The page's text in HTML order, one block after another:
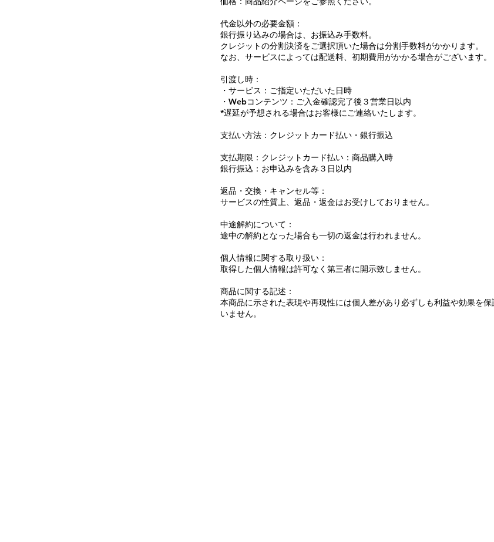
代金以外の必要金額：
銀行振り込みの場合は、お振込み手数料。
クレジットの分割決済をご選択頂いた場合は分割手数料がかかります。
なお、サービスによっては配送料、初期費用がかかる場合がございます。
引渡し時：
・サービス：ご指定いただいた日時
・Webコンテンツ：ご入金確認完了後３営業日以内
*遅延が予想される場合はお客様にご連絡いたします。
支払い方法： クレジットカード払い・銀行振込
支払期限： クレジットカード払い：商品購入時
銀行振込：お申込みを含み３日以内
返品・交換・キャンセル等：
サービスの性質上、返品・返金はお受けしておりません。
中途解約について：
途中の解約となった場合も一切の返金は行われません。
個人情報に関する取り扱い：
取得した個人情報は許可なく第三者に開示致しません。
商品に関する記述：
本商品に示された表現や再現性には個人差があり必ずしも利益や効果を
いません。